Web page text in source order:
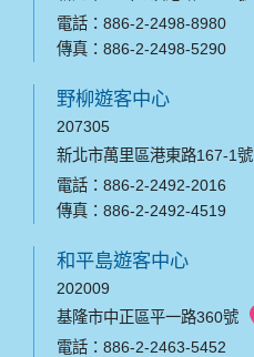
電話：886-2-2498-8980
傳真：886-2-2498-5290
野柳遊客中心
207305
新北市萬里區港東路167-1號
電話：886-2-2492-2016
傳真：886-2-2492-4519
和平島遊客中心
202009
基隆市中正區平一路360號
電話：886-2-2463-5452